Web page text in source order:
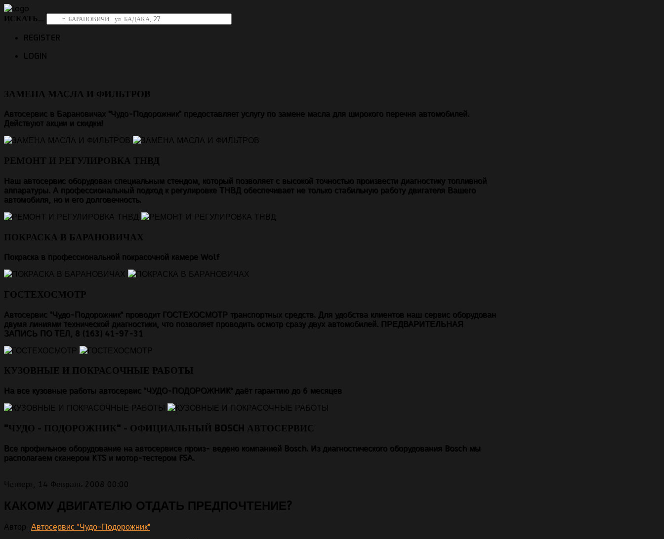
ИСКАТЬ...
REGISTER
LOGIN
ЗАМЕНА МАСЛА И ФИЛЬТРОВ
Автосервис в Барановичах "Чудо-Подорожник" предоставляет услугу по замене масла для широкого перечня автомобилей.
Действуют акции и скидки!
РЕМОНТ И РЕГУЛИРОВКА ТНВД
Наш автосервис оборудован специальным стендом, который позволяет с высокой точностью произвести диагностику топливной
аппаратуры. А профессиональный подход к регулировке ТНВД обеспечивает не только стабильную работу двигателя Вашего
автомобиля, но и его долговечность.
ПОКРАСКА В БАРАНОВИЧАХ
Покраска в профессиональной покрасочной камере Wolf
ГОСТЕХОСМОТР
Автосервис "Чудо-Подорожник" проводит ГОСТЕХОСМОТР транспортных средств. Для удобства клиентов наш сервис оборудован
двумя линиями технической диагностики, что позволяет проводить осмотр сразу двух автомобилей. ПРЕДВАРИТЕЛЬНАЯ
ЗАПИСЬ ПО ТЕЛ, 8 (163) 41-97-31
КУЗОВНЫЕ И ПОКРАСОЧНЫЕ РАБОТЫ
На все кузовные работы автосервис "ЧУДО-ПОДОРОЖНИК" даёт гарантию до 6 месяцев
"ЧУДО - ПОДОРОЖНИК" - ОФИЦИАЛЬНЫЙ BOSCH АВТОСЕРВИС
Все профильное оборудование на автосервисе произ- ведено компанией Bosch. Из диагностического оборудования Bosch мы
располагаем сканером KTS и мотор-тестером FSA.
Четверг, 14 Февраль 2008 00:00
КАКОМУ ДВИГАТЕЛЮ ОТДАТЬ ПРЕДПОЧТЕНИЕ?
Автор Автосервис "Чудо-Подорожник"